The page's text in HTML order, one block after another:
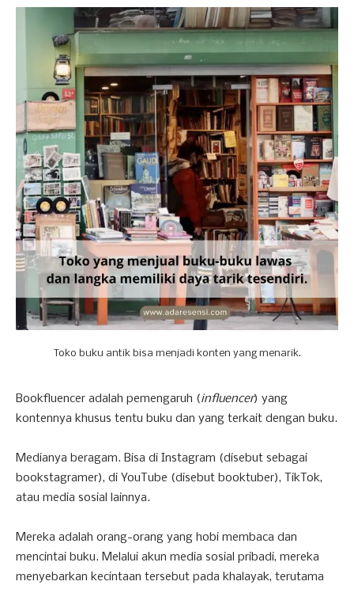
Toko buku antik bisa menjadi konten yang menarik.
Bookfluencer adalah pemengaruh (influencer) yang
kontennya khusus tentu buku dan yang terkait dengan buku.
Medianya beragam. Bisa di Instagram (disebut sebagai
bookstagramer), di YouTube (disebut booktuber), TikTok,
atau media sosial lainnya.
Mereka adalah orang-orang yang hobi membaca dan
mencintai buku. Melalui akun media sosial pribadi, mereka
menyebarkan kecintaan tersebut pada khalayak, terutama